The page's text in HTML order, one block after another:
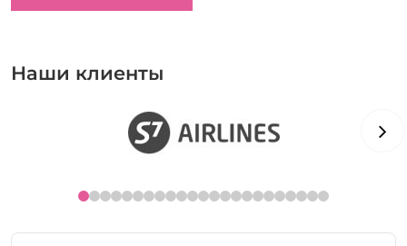
Наши клиенты